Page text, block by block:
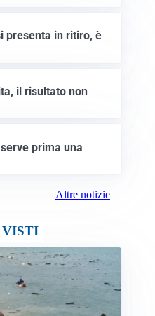
presenta in ritiro, è
il risultato non
prima una
Altre notizie